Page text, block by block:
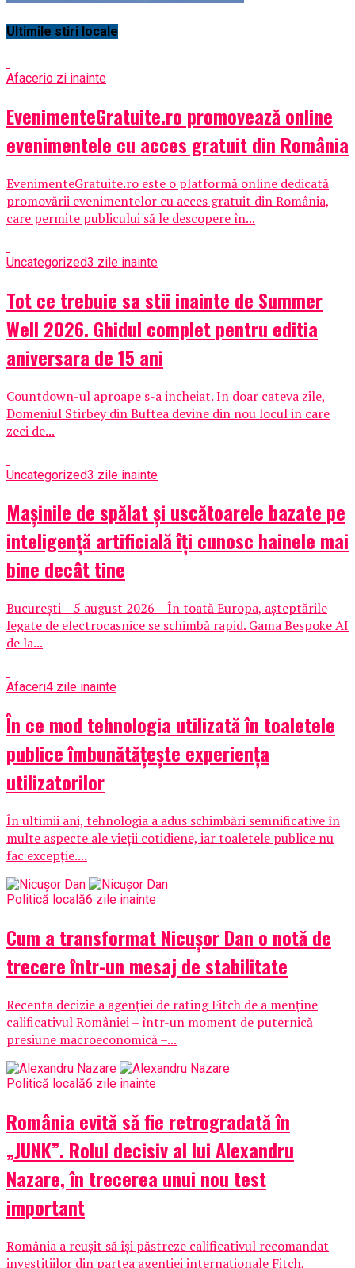
Ultimile stiri locale
Afacerio zi inainte
EvenimenteGratuite.ro promovează online
evenimentele cu acces gratuit din România
EvenimenteGratuite.ro este o platformă online dedicată
promovării evenimentelor cu acces gratuit din România,
care permite publicului să le descopere în...
Uncategorized3 zile inainte
Tot ce trebuie sa stii inainte de Summer
Well 2026. Ghidul complet pentru editia
aniversara de 15 ani
Countdown-ul aproape s-a incheiat. In doar cateva zile,
Domeniul Stirbey din Buftea devine din nou locul in care
zeci de...
Uncategorized3 zile inainte
Mașinile de spălat și uscătoarele bazate pe
inteligență artificială îți cunosc hainele mai
bine decât tine
București – 5 august 2026 – În toată Europa, așteptările
legate de electrocasnice se schimbă rapid. Gama Bespoke AI
de la...
Afaceri4 zile inainte
În ce mod tehnologia utilizată în toaletele
publice îmbunătățește experiența
utilizatorilor
În ultimii ani, tehnologia a adus schimbări semnificative în
multe aspecte ale vieții cotidiene, iar toaletele publice nu
fac excepție....
Politică locală6 zile inainte
Cum a transformat Nicușor Dan o notă de
trecere într-un mesaj de stabilitate
Recenta decizie a agenției de rating Fitch de a menține
calificativul României – într-un moment de puternică
presiune macroeconomică –...
Politică locală6 zile inainte
România evită să fie retrogradată în
„JUNK”. Rolul decisiv al lui Alexandru
Nazare, în trecerea unui nou test
important
România a reușit să își păstreze calificativul recomandat
investițiilor din partea agenției internaționale Fitch,